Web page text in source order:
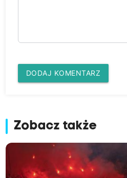
DODAJ KOMENTARZ
Zobacz także